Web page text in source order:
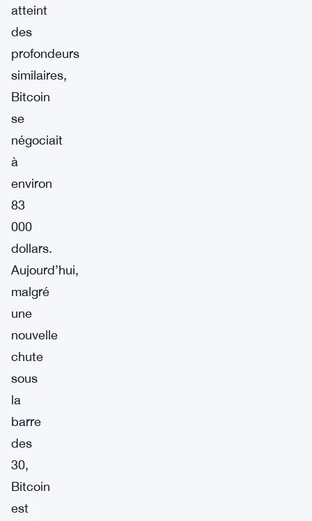
atteint
des
profondeurs
similaires,
Bitcoin
se
négociait
à
environ
83
000
dollars.
Aujourd’hui,
malgré
une
nouvelle
chute
sous
la
barre
des
30,
Bitcoin
est